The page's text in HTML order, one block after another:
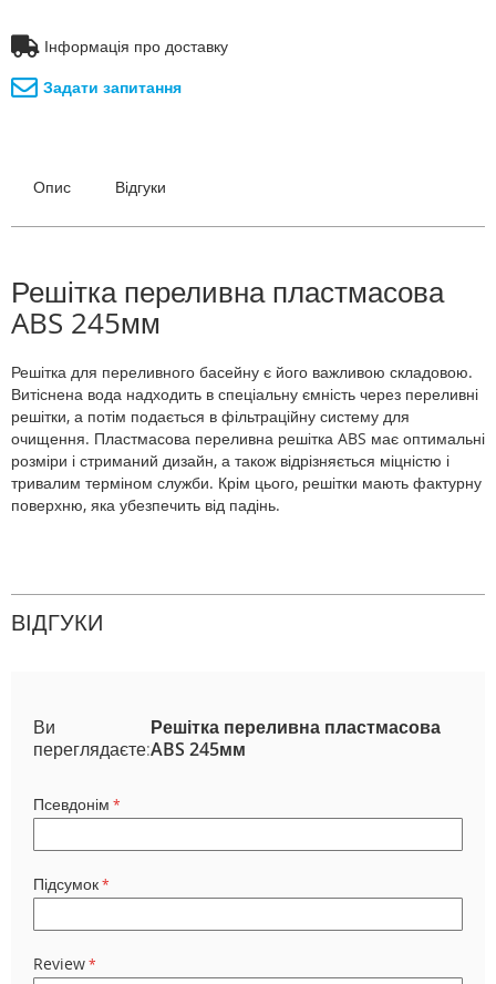
Інформація про доставку
Задати запитання
Опис Відгуки
Решітка переливна пластмасова
ABS 245мм
Решітка для переливного басейну є його важливою складовою.
Витіснена вода надходить в спеціальну ємність через переливні
решітки, а потім подається в фільтраційну систему для
очищення. Пластмасова переливна решітка ABS має оптимальні
розміри і стриманий дизайн, а також відрізняється міцністю і
тривалим терміном служби. Крім цього, решітки мають фактурну
поверхню, яка убезпечить від падінь.
ВІДГУКИ
Ви
переглядаєте:
Решітка переливна пластмасова
ABS 245мм
Псевдонім
Підсумок
Review